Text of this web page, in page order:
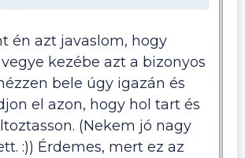
én azt javaslom, hogy
kezébe azt a bizonyos
bele úgy igazán és
el azon, hogy hol tart és
(Nekem jó nagy
:)) Érdemes, mert ez az